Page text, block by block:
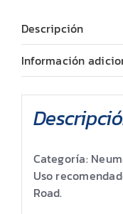
Descripción
Información
Categoría:
Uso
Road.